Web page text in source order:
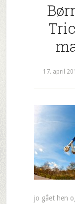
17. april
jo gået hen